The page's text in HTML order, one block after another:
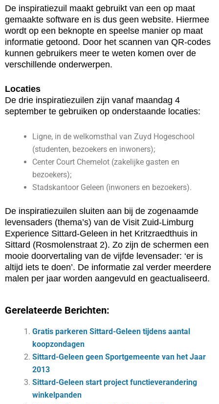
De inspiratiezuil maakt gebruikt van een op maat
gemaakte software en is dus geen website. Hiermee
wordt op een beknopte en speelse manier op maat
informatie getoond. Door het scannen van QR-codes
kunnen gebruikers meer te weten komen over de
verschillende onderwerpen.
Locaties
De drie inspiratiezuilen zijn vanaf maandag 4
september te gebruiken op onderstaande locaties:
Ligne, in de welkomsthal van Zuyd Hogeschool
(studenten, bezoekers en inwoners);
Center Court Chemelot (zakelijke gasten en
bezoekers);
Stadskantoor Geleen (inwoners en bezoekers).
De inspiratiezuilen sluiten aan bij de zogenaamde
levensaders (thema’s) van de Visit Zuid-Limburg
Experience Sittard-Geleen in het Kritzraedthuis in
Sittard (Rosmolenstraat 2). Zo zijn de schermen een
mooie doorvertaling van de vijfde levensader: ‘er is
altijd iets te doen’. De informatie zal verder meerdere
malen per jaar worden aangevuld en geactualiseerd.
Gerelateerde Berichten:
Gratis parkeren Sittard-Geleen tijdens aantal
koopzondagen
Sittard-Geleen geen Sportgemeente van het Jaar
2013
Sittard-Geleen start project functieverandering
winkelpanden